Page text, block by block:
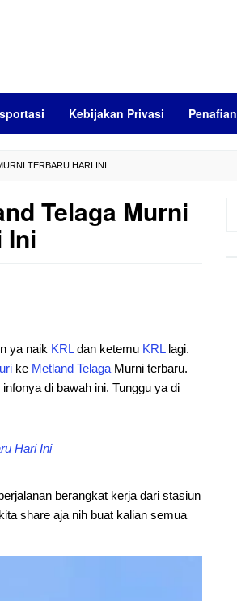
Kebijakan Privasi Penafian
TERBARU HARI INI
Telaga Murni
Ini
ya naik KRLdan ketemu KRLlagi.
ke Metland Telaga Murni terbaru.
di bawah ini. Tunggu ya di
Hari Ini
berangkat kerja dari stasiun
share aja nih buat kalian semua